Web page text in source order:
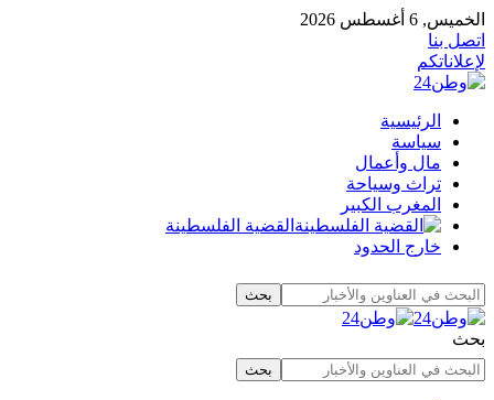
الخميس, 6 أغسطس 2026
اتصل بنا
لإعلاناتكم
الرئيسية
سياسة
مال وأعمال
تراث وسياحة
المغرب الكبير
القضية الفلسطينة
خارج الحدود
بحث